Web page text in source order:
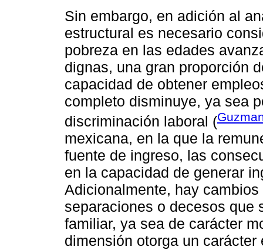
Sin embargo, en adición al
estructural es necesario
pobreza en las edades
dignas, una gran proporción
capacidad de obtener
completo disminuye, ya sea
discriminación laboral (
mexicana, en la que la
fuente de ingreso, las
en la capacidad de generar
Adicionalmente, hay
separaciones o decesos que
familiar, ya sea de carácter
dimensión otorga un